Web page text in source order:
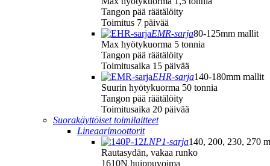
Tangon pää räätälöity
Toimitus 7 päivää
EMR-sarja80-125mm mallit
Max hyötykuorma 5 tonnia
Tangon pää räätälöity
Toimitusaika 15 päivää
EHR-sarja140-180mm mallit
Suurin hyötykuorma 50 tonnia
Tangon pää räätälöity
Toimitusaika 20 päivää
Suorakäyttöiset toimilaitteet
Lineaarimoottorit
LNP1-sarja140, 200, 230, 270
Rautasydän, vakaa runko
1610N huippuvoima